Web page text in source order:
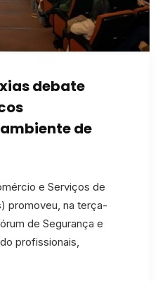
debate
de
e Serviços de
promoveu, na terça-
de Segurança e
profissionais,